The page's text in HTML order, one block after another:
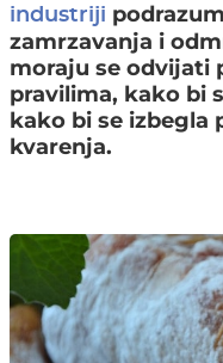
industriji
zamrzavanja i
moraju se odvijati
pravilima, kako bi
kako bi se izbegla
kvarenja.